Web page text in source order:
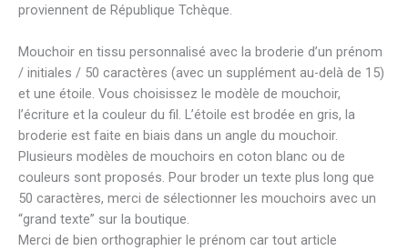
proviennent de République Tchèque.
Mouchoir en tissu personnalisé avec la broderie d’un prénom
/ initiales / 50 caractères (avec un supplément au-delà de 15)
et une étoile. Vous choisissez le modèle de mouchoir,
l’écriture et la couleur du fil. L’étoile est brodée en gris, la
broderie est faite en biais dans un angle du mouchoir.
Plusieurs modèles de mouchoirs en coton blanc ou de
couleurs sont proposés. Pour broder un texte plus long que
50 caractères, merci de sélectionner les mouchoirs avec un
“grand texte” sur la boutique.
Merci de bien orthographier le prénom car tout article